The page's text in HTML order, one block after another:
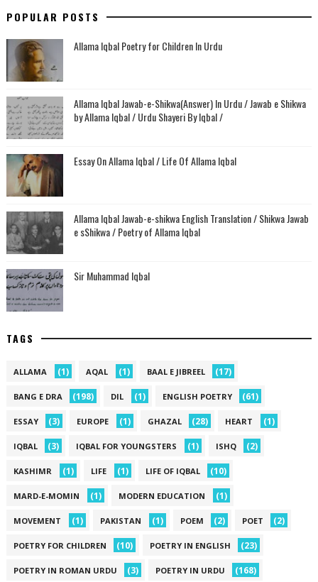
POPULAR POSTS
Allama Iqbal Poetry for Children In Urdu
Allama Iqbal Jawab-e-Shikwa(Answer) In Urdu / Jawab e Shikwa
by Allama Iqbal / Urdu Shayeri By Iqbal /
Essay On Allama Iqbal / Life Of Allama Iqbal
Allama Iqbal Jawab-e-shikwa English Translation / Shikwa Jawab
e sShikwa / Poetry of Allama Iqbal
Sir Muhammad Iqbal
TAGS
ALLAMA (1) AQAL (1) BAAL E JIBREEL (17)
BANG E DRA (198) DIL (1) ENGLISH POETRY (61)
ESSAY (3) EUROPE (1) GHAZAL (28) HEART (1)
IQBAL (3) IQBAL FOR YOUNGSTERS (1) ISHQ (2)
KASHIMR (1) LIFE (1) LIFE OF IQBAL (10)
MARD-E-MOMIN (1) MODERN EDUCATION (1)
MOVEMENT (1) PAKISTAN (1) POEM (2) POET (2)
POETRY FOR CHILDREN (10) POETRY IN ENGLISH (23)
POETRY IN ROMAN URDU (3) POETRY IN URDU (168)